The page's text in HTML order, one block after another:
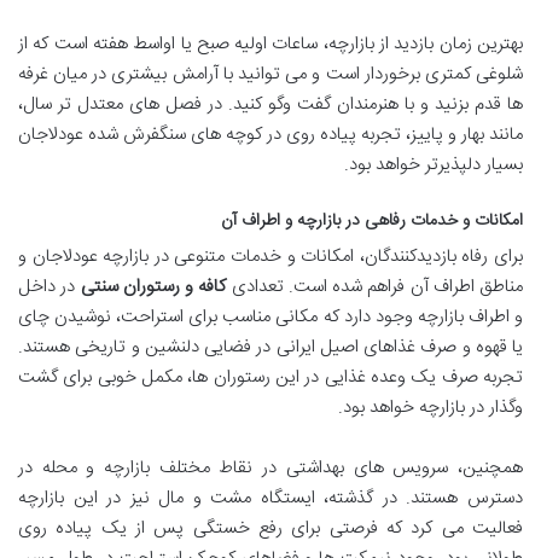
بهترین زمان بازدید از بازارچه، ساعات اولیه صبح یا اواسط هفته است که از
شلوغی کمتری برخوردار است و می توانید با آرامش بیشتری در میان غرفه
ها قدم بزنید و با هنرمندان گفت وگو کنید. در فصل های معتدل تر سال،
مانند بهار و پاییز، تجربه پیاده روی در کوچه های سنگفرش شده عودلاجان
بسیار دلپذیرتر خواهد بود.
امکانات و خدمات رفاهی در بازارچه و اطراف آن
برای رفاه بازدیدکنندگان، امکانات و خدمات متنوعی در بازارچه عودلاجان و
مناطق اطراف آن فراهم شده است. تعدادیکافه و رستوران سنتی در داخل
و اطراف بازارچه وجود دارد که مکانی مناسب برای استراحت، نوشیدن چای
یا قهوه و صرف غذاهای اصیل ایرانی در فضایی دلنشین و تاریخی هستند.
تجربه صرف یک وعده غذایی در این رستوران ها، مکمل خوبی برای گشت
وگذار در بازارچه خواهد بود.
همچنین، سرویس های بهداشتی در نقاط مختلف بازارچه و محله در
دسترس هستند. در گذشته، ایستگاه مشت و مال نیز در این بازارچه
فعالیت می کرد که فرصتی برای رفع خستگی پس از یک پیاده روی